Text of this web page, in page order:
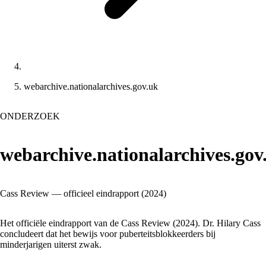
webarchive.nationalarchives.gov.uk
ONDERZOEK
Cass Review — officieel eindrapport (2024)
Het officiële eindrapport van de Cass Review (2024). Dr. Hilary Cass
concludeert dat het bewijs voor puberteitsblokkeerders bij
minderjarigen uiterst zwak.